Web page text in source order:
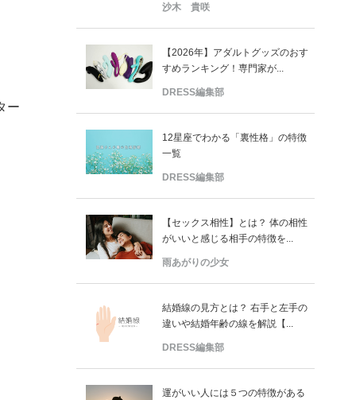
ー
沙木 貴咲
【2026年】アダルトグッズのおす
すめランキング！専門家が...
DRESS編集部
12星座でわかる「裏性格」の特徴
一覧
DRESS編集部
【セックス相性】とは？ 体の相性
がいいと感じる相手の特徴を...
雨あがりの少女
結婚線の見方とは？ 右手と左手の
違いや結婚年齢の線を解説【...
DRESS編集部
運がいい人には５つの特徴がある